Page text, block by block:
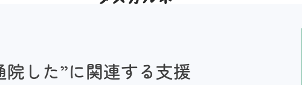
院した”に関連する支援